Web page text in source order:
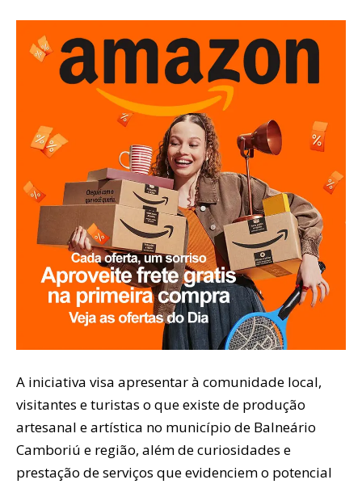
A iniciativa visa apresentar à comunidade local,
visitantes e turistas o que existe de produção
artesanal e artística no município de Balneário
Camboriú e região, além de curiosidades e
prestação de serviços que evidenciem o potencial